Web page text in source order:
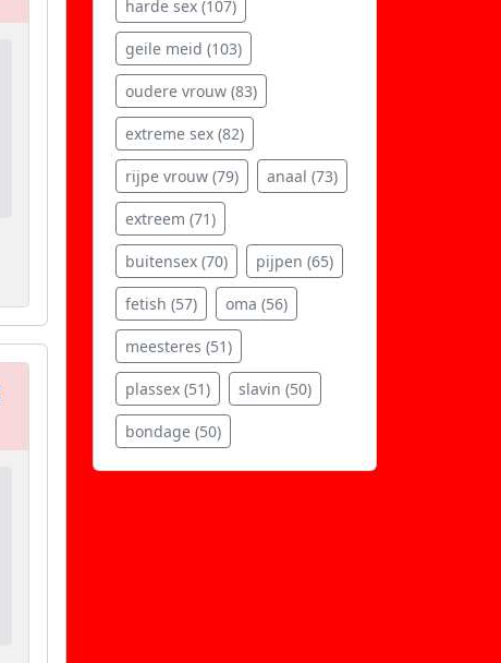
harde sex (107)
geile meid (103)
oudere vrouw (83)
extreme sex (82)
rijpe vrouw (79) anaal (73)
extreem (71)
buitensex (70) pijpen (65)
fetish (57) oma (56)
meesteres (51)
plassex (51) slavin (50)
bondage (50)